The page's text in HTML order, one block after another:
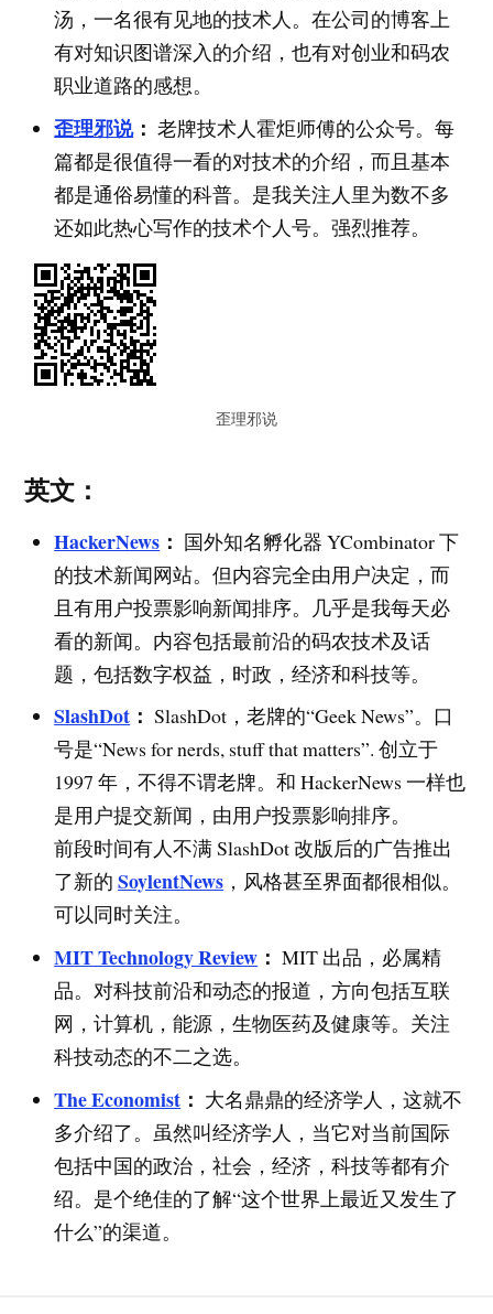
汤，一名很有见地的技术人。在公司的博客上
有对知识图谱深入的介绍，也有对创业和码农
职业道路的感想。
歪理邪说： 老牌技术人霍炬师傅的公众号。每
篇都是很值得一看的对技术的介绍，而且基本
都是通俗易懂的科普。是我关注人里为数不多
还如此热心写作的技术个人号。强烈推荐。
歪理邪说
英文：
HackerNews ： 国外知名孵化器 YCombinator 下
的技术新闻网站。但内容完全由用户决定，而
且有用户投票影响新闻排序。几乎是我每天必
看的新闻。内容包括最前沿的码农技术及话
题，包括数字权益，时政，经济和科技等。
SlashDot ： SlashDot，老牌的“Geek News”。口
号是“News for nerds, stuff that matters”. 创立于
1997 年，不得不谓老牌。和 HackerNews 一样也
是用户提交新闻，由用户投票影响排序。
前段时间有人不满 SlashDot 改版后的广告推出
了新的SoylentNews ，风格甚至界面都很相似。
可以同时关注。
MIT Technology Review ： MIT 出品，必属精
品。对科技前沿和动态的报道，方向包括互联
网，计算机，能源，生物医药及健康等。关注
科技动态的不二之选。
The Economist ： 大名鼎鼎的经济学人，这就不
多介绍了。虽然叫经济学人，当它对当前国际
包括中国的政治，社会，经济，科技等都有介
绍。是个绝佳的了解“这个世界上最近又发生了
什么”的渠道。